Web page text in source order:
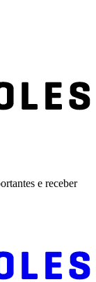
e receber